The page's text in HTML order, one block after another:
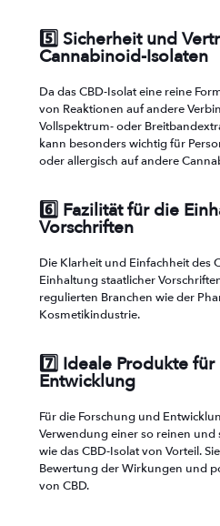
5️⃣ Sicherheit und
Cannabinoid-Isolaten
Da das CBD-Isolat eine reine
von Reaktionen auf andere
Vollspektrum- oder
kann besonders wichtig für
oder allergisch auf andere
6️⃣ Fazilität für die
Vorschriften
Die Klarheit und Einfachheit des
Einhaltung staatlicher
regulierten Branchen wie der
Kosmetikindustrie.
7️⃣ Ideale Produkte
Entwicklung
Für die Forschung und
Verwendung einer so reinen und
wie das CBD-Isolat von Vorteil.
Bewertung der Wirkungen und
von CBD.